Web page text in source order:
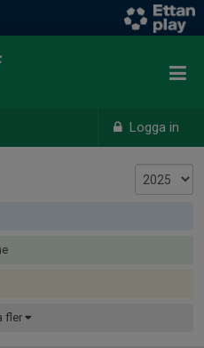
Logga in
fler